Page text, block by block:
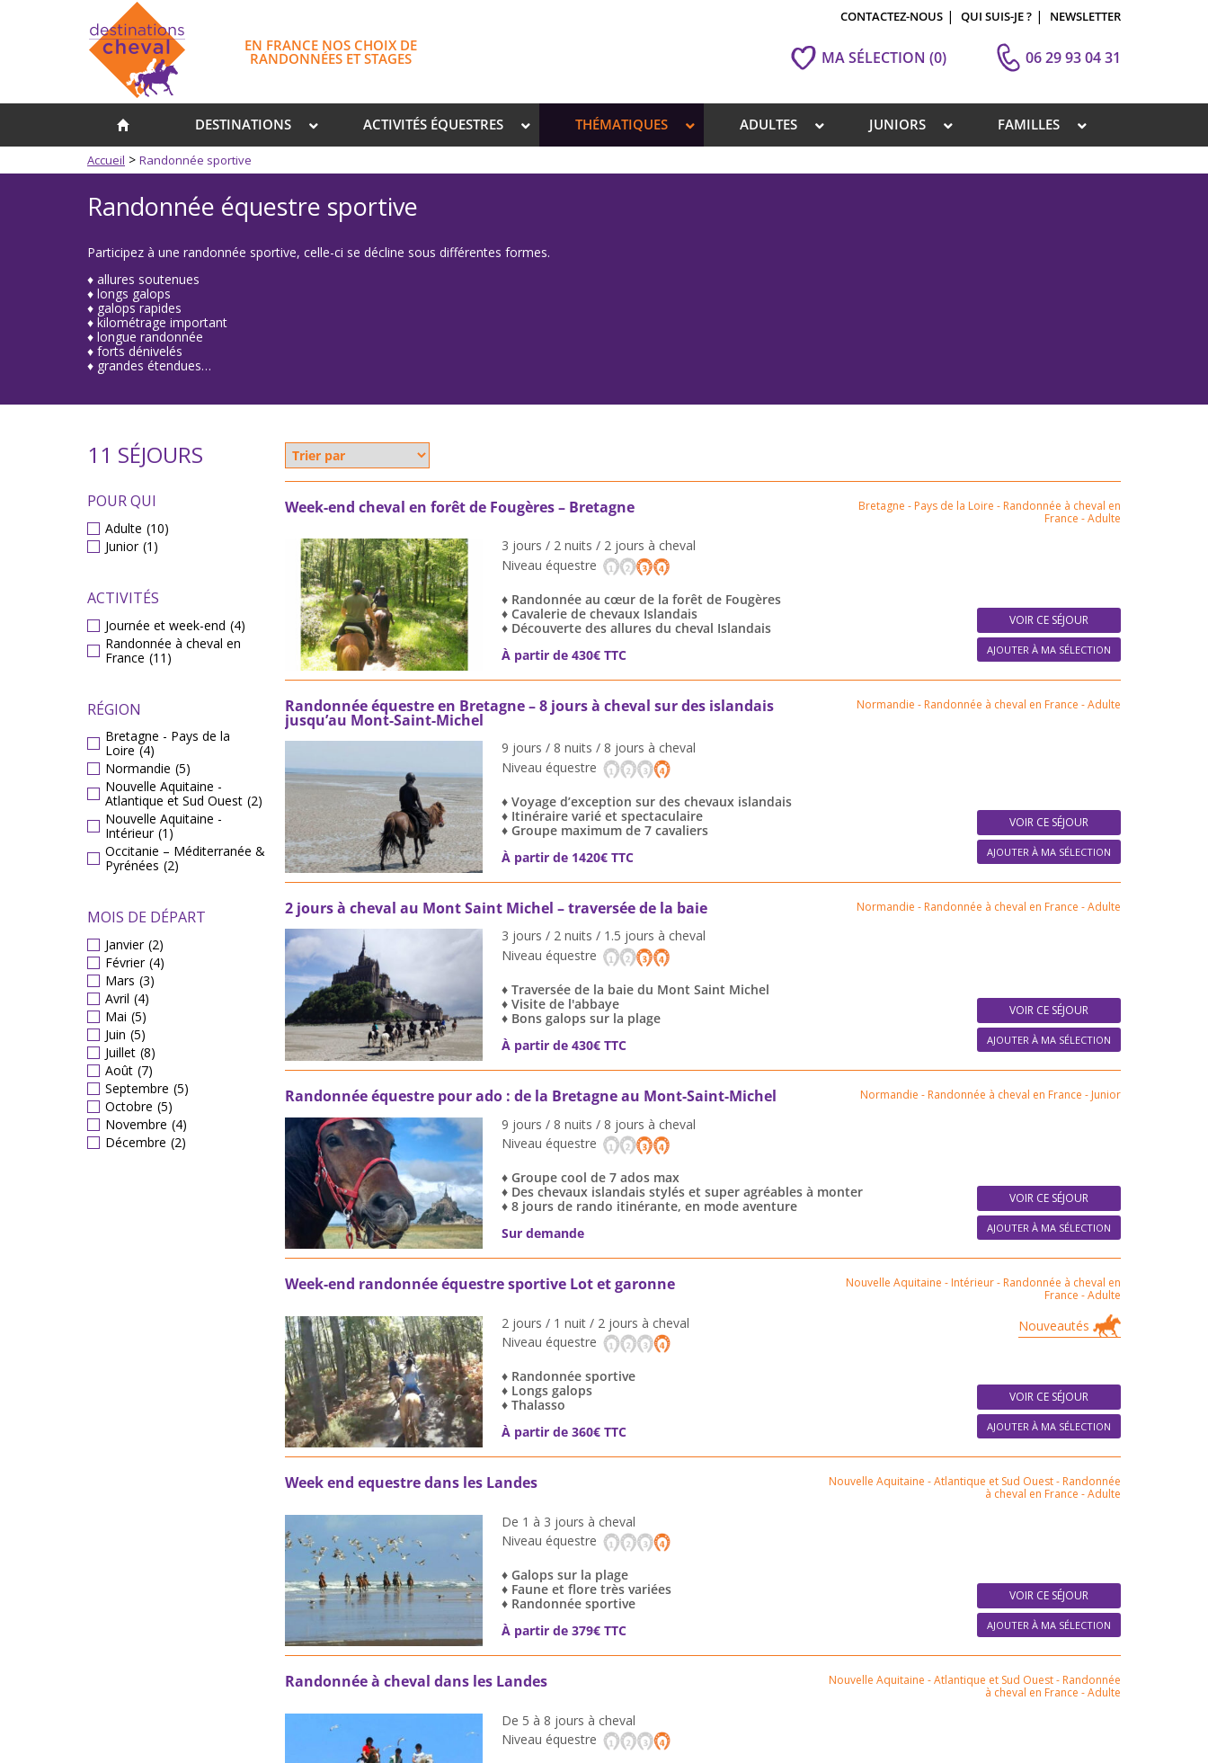
EN FRANCE NOS CHOIX DE
RANDONNÉES ET STAGES MA SÉLECTION (0) 06 29 93 04 31
CONTACTEZ-NOUS QUI SUIS-JE ? NEWSLETTER
DESTINATIONS ACTIVITÉS ÉQUESTRES THÉMATIQUES ADULTES JUNIORS FAMILLES
Accueil > Randonnée sportive
Randonnée équestre sportive
Participez à une randonnée sportive, celle-ci se décline sous différentes formes.
♦ allures soutenues
♦ longs galops
♦ galops rapides
♦ kilométrage important
♦ longue randonnée
♦ forts dénivelés
♦ grandes étendues…
11 SÉJOURS
POUR QUI
Adulte (10)
Junior (1)
ACTIVITÉS
Journée et week-end (4)
Randonnée à cheval en
France (11)
RÉGION
Bretagne - Pays de la
Loire (4)
Normandie (5)
Nouvelle Aquitaine -
Atlantique et Sud Ouest (2)
Nouvelle Aquitaine -
Intérieur (1)
Occitanie – Méditerranée &
Pyrénées (2)
MOIS DE DÉPART
Janvier (2)
Février (4)
Mars (3)
Avril (4)
Mai (5)
Juin (5)
Juillet (8)
Août (7)
Septembre (5)
Octobre (5)
Novembre (4)
Décembre (2)
Week-end cheval en forêt de Fougères – Bretagne Bretagne - Pays de la Loire - Randonnée à cheval en
France -Adulte
3 jours / 2 nuits / 2 jours à cheval
Niveau équestre
♦ Randonnée au cœur de la forêt de Fougères
♦ Cavalerie de chevaux Islandais
♦ Découverte des allures du cheval Islandais
À partir de 430€ TTC
VOIR CE SÉJOUR
AJOUTER À MA SÉLECTION
Randonnée équestre en Bretagne – 8 jours à cheval sur des islandais
jusqu’au Mont-Saint-Michel
Normandie - Randonnée à cheval en France -Adulte
9 jours / 8 nuits / 8 jours à cheval
Niveau équestre
♦ Voyage d’exception sur des chevaux islandais
♦ Itinéraire varié et spectaculaire
♦ Groupe maximum de 7 cavaliers
À partir de 1420€ TTC
VOIR CE SÉJOUR
AJOUTER À MA SÉLECTION
2 jours à cheval au Mont Saint Michel – traversée de la baie Normandie - Randonnée à cheval en France -Adulte
3 jours / 2 nuits / 1.5 jours à cheval
Niveau équestre
♦ Traversée de la baie du Mont Saint Michel
♦ Visite de l'abbaye
♦ Bons galops sur la plage
À partir de 430€ TTC
VOIR CE SÉJOUR
AJOUTER À MA SÉLECTION
Randonnée équestre pour ado : de la Bretagne au Mont-Saint-Michel Normandie - Randonnée à cheval en France - Junior
9 jours / 8 nuits / 8 jours à cheval
Niveau équestre
♦ Groupe cool de 7 ados max
♦ Des chevaux islandais stylés et super agréables à monter
♦ 8 jours de rando itinérante, en mode aventure
Sur demande
VOIR CE SÉJOUR
AJOUTER À MA SÉLECTION
Week-end randonnée équestre sportive Lot et garonne Nouvelle Aquitaine - Intérieur- Randonnée à cheval en
France -Adulte
Nouveautés
2 jours / 1 nuit / 2 jours à cheval
Niveau équestre
♦ Randonnée sportive
♦ Longs galops
♦ Thalasso
À partir de 360€ TTC
VOIR CE SÉJOUR
AJOUTER À MA SÉLECTION
Week end equestre dans les Landes Nouvelle Aquitaine - Atlantique et Sud Ouest- Randonnée
à cheval en France -Adulte
De 1 à 3 jours à cheval
Niveau équestre
♦ Galops sur la plage
♦ Faune et flore très variées
♦ Randonnée sportive
À partir de 379€ TTC
VOIR CE SÉJOUR
AJOUTER À MA SÉLECTION
Randonnée à cheval dans les Landes Nouvelle Aquitaine - Atlantique et Sud Ouest- Randonnée
à cheval en France -Adulte
De 5 à 8 jours à cheval
Niveau équestre